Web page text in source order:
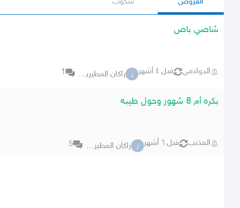
شاصي باص
الدوادمي قبل ٤ أشهر ر راكان المطيريييءء 1
بكره أم 8 شهور وحول طيبه
المذنب قبل ٦ أشهر ر راكان المطيريييءء 5